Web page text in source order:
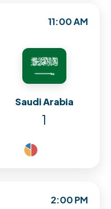
11:00 AM
Saudi Arabia
1
2:00 PM